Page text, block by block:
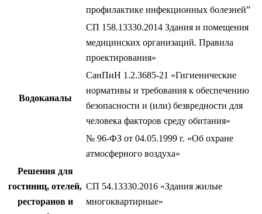
профилактике инфекционных болезней”
СП 158.13330.2014 Здания и помещения
медицинских организаций. Правила
проектирования»
Водоканалы
СанПиН 1.2.3685-21 «Гигиенические
нормативы и требования к обеспечению
безопасности и (или) безвредности для
человека факторов среду обитания»
№ 96-ФЗ от 04.05.1999 г. «Об охране
атмосферного воздуха»
Решения для
гостиниц, отелей,
ресторанов и
СП 54.13330.2016 «Здания жилые
многоквартирные»